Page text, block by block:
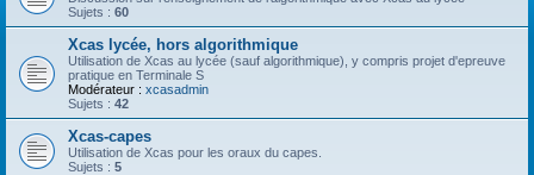
Sujets : 60
Xcas lycée, hors algorithmique
Utilisation de Xcas au lycée (sauf algorithmique), y compris projet d'epreuve
pratique en Terminale S
Modérateur : xcasadmin
Sujets : 42
Xcas-capes
Utilisation de Xcas pour les oraux du capes.
Sujets : 5